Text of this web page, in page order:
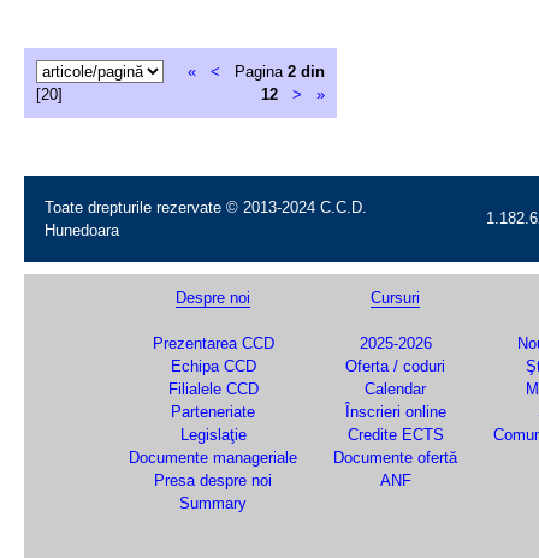
[20]
« < Pagina 2 din
12
> »
Toate drepturile rezervate © 2013-2024 C.C.D.
Hunedoara
Despre noi
Prezentarea CCD
Echipa CCD
Filialele CCD
Parteneriate
Legislaţie
Documente manageriale
Presa despre noi
Summary
Cursuri
2025-2026
Oferta / coduri
Calendar
Înscrieri online
Credite ECTS
Documente ofertă
ANF